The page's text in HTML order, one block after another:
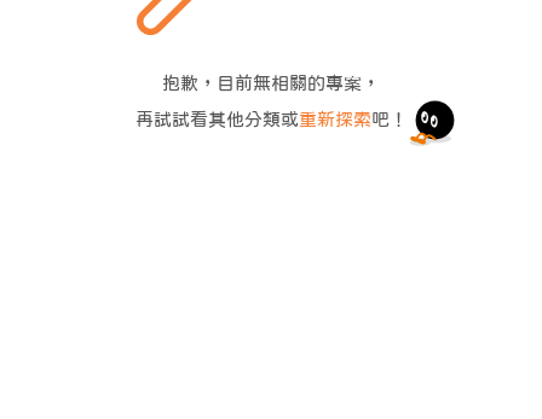
抱歉，目前無相關的專案，
再試試看其他分類或重新探索吧！